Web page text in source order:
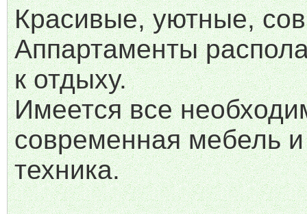
Красивые, уютные,
Аппартаменты
к отдыху.
Имеется все
современная мебель
техника.